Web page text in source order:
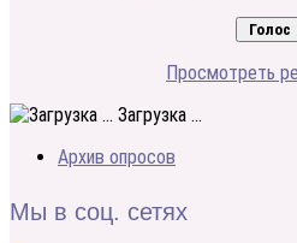
Просмотреть
Загрузка ...
Архив опросов
Мы в соц. сетях